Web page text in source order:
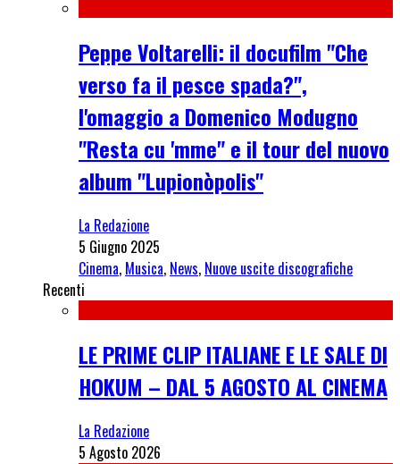
Peppe Voltarelli: il docufilm "Che
verso fa il pesce spada?",
l'omaggio a Domenico Modugno
"Resta cu 'mme" e il tour del nuovo
album "Lupionòpolis"
La Redazione
5 Giugno 2025
Cinema, Musica, News, Nuove uscite discografiche
Recenti
LE PRIME CLIP ITALIANE E LE SALE DI
HOKUM – DAL 5 AGOSTO AL CINEMA
La Redazione
5 Agosto 2026